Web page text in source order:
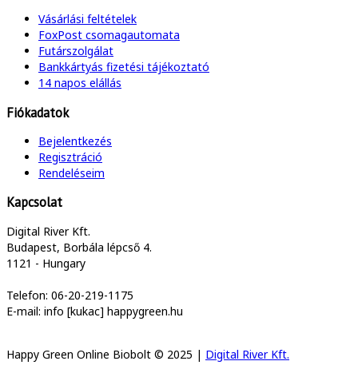
Vásárlási feltételek
FoxPost csomagautomata
Futárszolgálat
Bankkártyás fizetési tájékoztató
14 napos elállás
Fiókadatok
Bejelentkezés
Regisztráció
Rendeléseim
Kapcsolat
Digital River Kft.
Budapest, Borbála lépcső 4.
1121 - Hungary
Telefon: 06-20-219-1175
E-mail: info [kukac] happygreen.hu
Happy Green Online Biobolt © 2025 | Digital River Kft.